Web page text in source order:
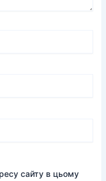
сайту в цьому